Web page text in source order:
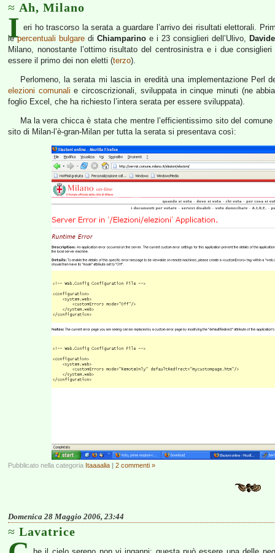
Ah, Milano
I eri ho trascorso la serata a guardare l’arrivo dei risultati elettorali.
lepercentuali bulgaredi Chiamparinoe i 23 consiglieri dell’Ulivo,
Milano, nonostante l’ottimo risultato del centrosinistra e i due
essere il primo dei non eletti (terzo).
Perlomeno, la serata mi lascia in eredità una implementazione Perl
elezioni comunali e circoscrizionali, sviluppata in cinque minuti (ne
foglio Excel, che ha richiesto l’intera serata per essere sviluppata).
Ma la vera chicca è stata che mentre l’efficientissimo sito del
sito di Milan-l’è-gran-Milan per tutta la serata si presentava così:
Pubblicato nella categoria Itaaaalia | 2 commenti »
Domenica 28 Maggio 2006, 23:44
Lavatrice